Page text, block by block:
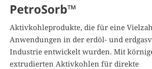
PetroSorb™
Aktivkohleprodukte, die für eine
Anwendungen in der erdöl- und
Industrie entwickelt wurden. Mit
extrudierten Aktivkohlen für direkte